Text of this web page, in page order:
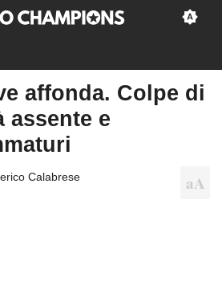
affonda. Colpe di
assente e
Calabrese